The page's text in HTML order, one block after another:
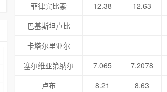
菲律宾比索
12.38 12.63
巴基斯坦卢比
卡塔尔里亚尔
塞尔维亚第纳尔
7.065 7.2078
卢布
8.21 8.63